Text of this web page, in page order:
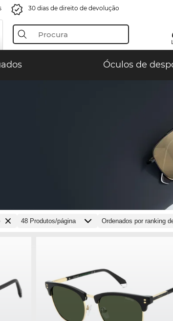
30 dias de direito de devolução
Óculos de